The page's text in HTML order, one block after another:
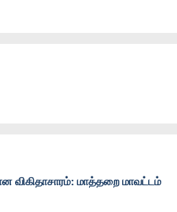
விகிதாசாரம்: மாத்தறை மாவட்டம்